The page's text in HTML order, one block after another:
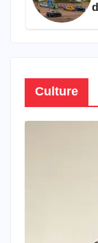
Culture